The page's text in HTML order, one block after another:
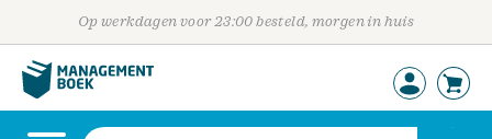
Op werkdagen voor 23:00 besteld, morgen in huis